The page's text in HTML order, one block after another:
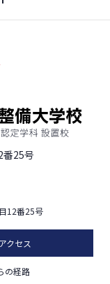
番25号
12番25号
クセス
の経路